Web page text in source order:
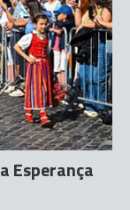
Esperança